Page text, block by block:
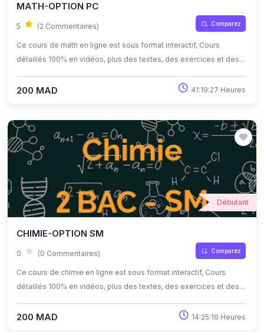
MATH-OPTION PC
5 (2 Commentaires) Comparez
Ce cours de math en ligne est sous format interactif, Cours
détaillés 100% en vidéos, plus des textes, des exercices et des
d'apprendre à son propre rythme grâce à l'auto-apprentissage et
200 MAD 41:19:27 Heures
Débutant
CHIMIE-OPTION SM
0 (0 Commentaires) Comparez
Ce cours de chimie en ligne est sous format interactif, Cours
détaillés 100% en vidéos, plus des textes, des exercices et des
d'apprendre à son propre rythme grâce à l'auto-apprentissage et
200 MAD 14:25:16 Heures